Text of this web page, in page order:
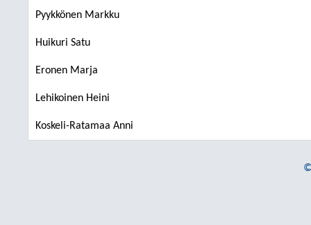
Pyykkönen Markku
Huikuri Satu
Eronen Marja
Lehikoinen Heini
Koskeli-Ratamaa Anni